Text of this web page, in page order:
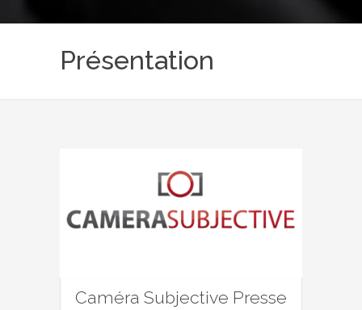
Présentation
Caméra Subjective Presse